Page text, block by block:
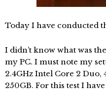
Today I have conducted
I didn’t know what was
my PC. I must note my
2.4GHz Intel Core 2 Duo,
250GB. For this test I